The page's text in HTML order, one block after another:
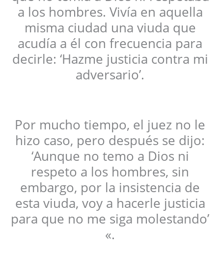
a los hombres. Vivía en aquella
misma ciudad una viuda que
acudía a él con frecuencia para
decirle: ‘Hazme justicia contra mi
adversario’.
Por mucho tiempo, el juez no le
hizo caso, pero después se dijo:
‘Aunque no temo a Dios ni
respeto a los hombres, sin
embargo, por la insistencia de
esta viuda, voy a hacerle justicia
para que no me siga molestando’
«.